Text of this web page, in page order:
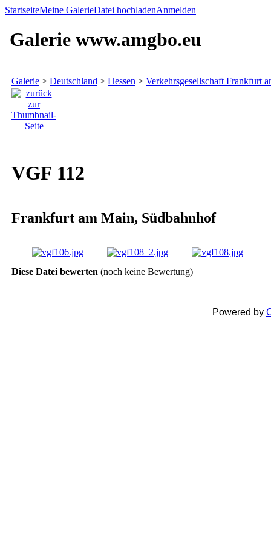
StartseiteMeine GalerieDatei hochladenAnmelden
Galerie www.amgbo.eu
Galerie > Deutschland > Hessen > Verkehrsgesellschaft Frankfurt
VGF 112
Frankfurt am Main, Südbahnhof
Diese Datei bewerten (noch keine Bewertung)
Powered by